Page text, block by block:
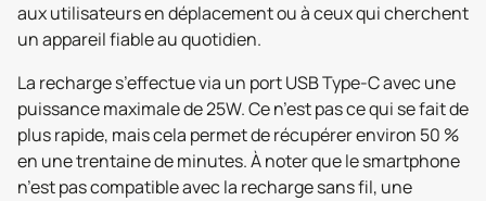
aux utilisateurs en déplacement ou à ceux qui cherchent
un appareil fiable au quotidien.
La recharge s’effectue via un port USB Type-C avec une
puissance maximale de 25W. Ce n’est pas ce qui se fait de
plus rapide, mais cela permet de récupérer environ 50 %
en une trentaine de minutes. À noter que le smartphone
n’est pas compatible avec la recharge sans fil, une